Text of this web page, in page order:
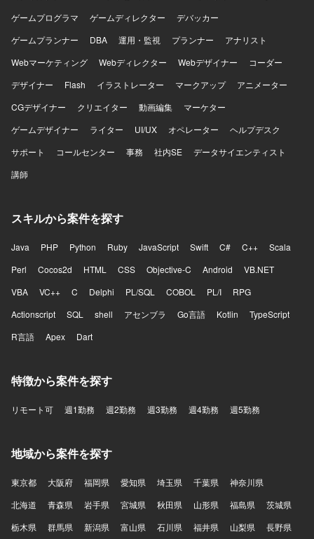
ゲームプログラマ
ゲームディレクター
デバッカー
ゲームプランナー
DBA 運用・監視 プランナー
アナリスト
Webマーケティング
Webディレクター Webデザイナー
コーダー
デザイナー
Flash イラストレーター マークアップ
アニメーター
CGデザイナー
クリエイター 動画編集
マーケター
ゲームデザイナー
ライター UI/UX オペレーター
ヘルプデスク
サポート
コールセンター 事務 社内SE
データサイエンティスト
講師
スキルから案件を探す
Java PHP Python Ruby JavaScript Swift C# C++
Scala
Perl
Cocos2d HTML CSS Objective-C Android
VB.NET
VBA
VC++ C Delphi PL/SQL COBOL PL/I
RPG
Actionscript
SQL shell アセンブラ Go言語 Kotlin
TypeScript
R言語
Apex Dart
特徴から案件を探す
リモート可 週1勤務 週2勤務 週3勤務 週4勤務 週5勤務
地域から案件を探す
東京都 大阪府 福岡県 愛知県 埼玉県 千葉県
神奈川県
北海道
青森県 岩手県 宮城県 秋田県 山形県 福島県
茨城県
栃木県
群馬県 新潟県 富山県 石川県 福井県 山梨県 長野県